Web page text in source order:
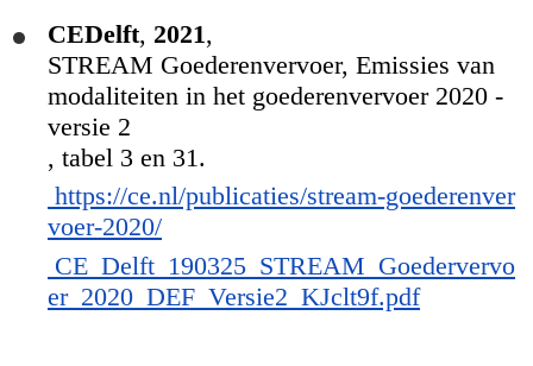
CEDelft, 2021,
STREAM Goederenvervoer, Emissies van
modaliteiten in het goederenvervoer 2020 -
versie 2
, tabel 3 en 31.
https://ce.nl/publicaties/stream-goederenver
voer-2020/
CE_Delft_190325_STREAM_Goedervervo
er_2020_DEF_Versie2_KJclt9f.pdf